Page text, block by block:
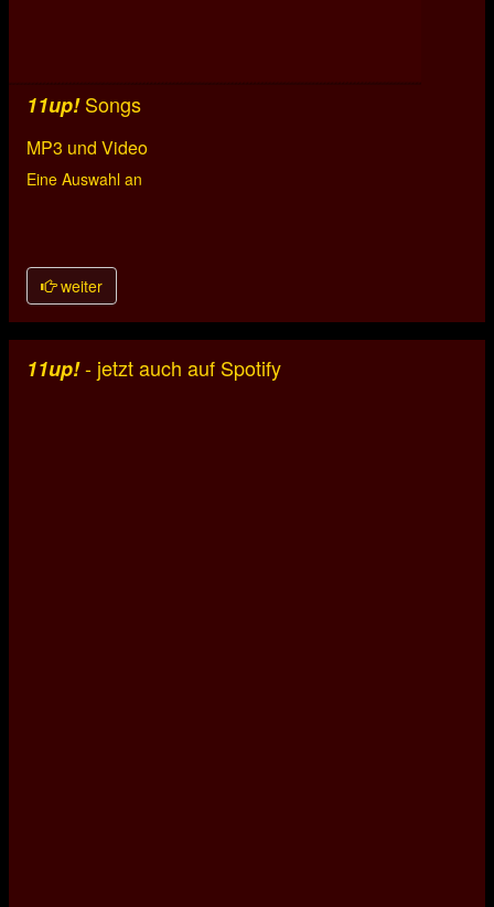
11up!Songs
MP3 und Video
Eine Auswahl an
weiter
11up!- jetzt auch auf Spotify